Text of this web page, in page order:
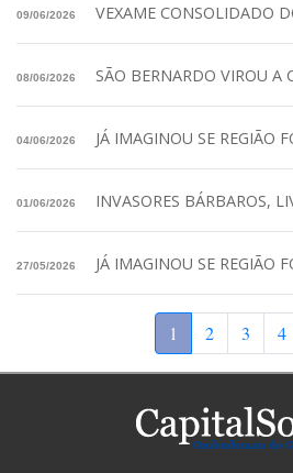
09/06/2026 VEXAME CONSOLIDADO
08/06/2026 SÃO BERNARDO VIROU A
04/06/2026 JÁ IMAGINOU SE REGIÃO
01/06/2026 INVASORES BÁRBAROS,
27/05/2026 JÁ IMAGINOU SE REGIÃO
1 2 3 4